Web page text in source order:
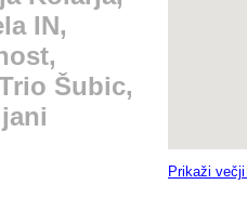
Prikaži
IN,
Šubic,